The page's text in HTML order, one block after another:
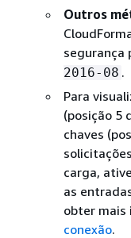
Outros
segurança
2016-08 .
Para
(posição 5
chaves
carga,
as
obter mais
conexão.